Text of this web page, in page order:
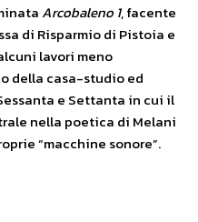
Arcobaleno 1, facente
di Risparmio di Pistoia e
lavori meno
della casa-studio ed
e Settanta in cui il
nella poetica di Melani
“macchine sonore”.